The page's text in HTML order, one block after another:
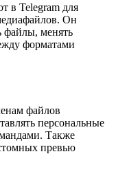
в Telegram для
Он
файлы, менять
форматами
файлов
персональные
Также
превью